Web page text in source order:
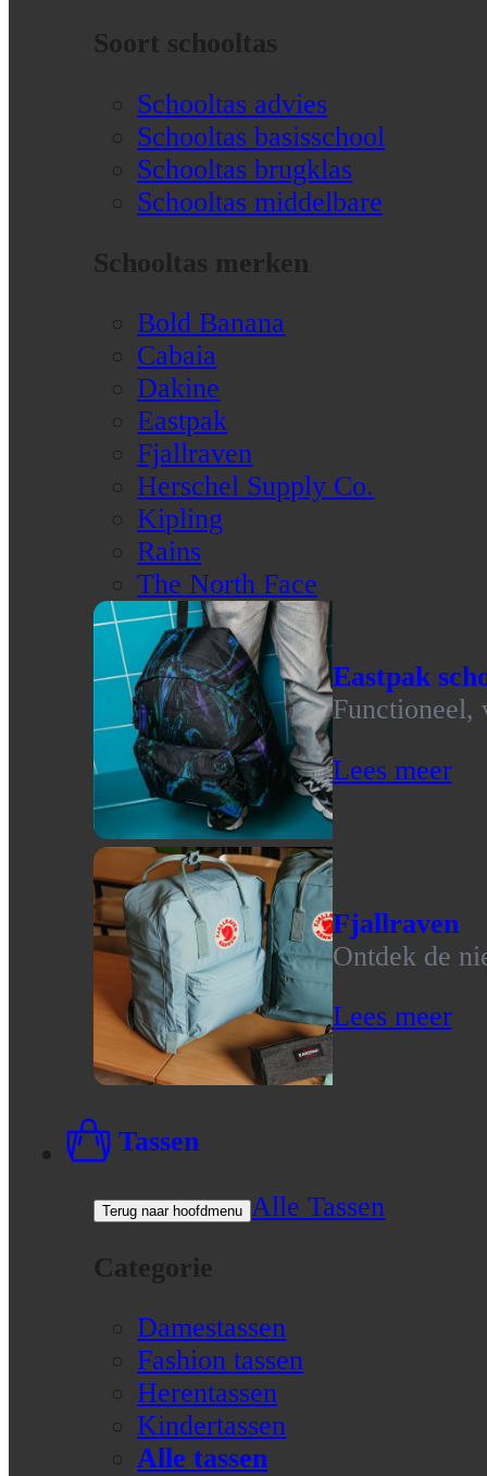
Soort schooltas
Schooltas advies
Schooltas basisschool
Schooltas brugklas
Schooltas middelbare
Schooltas merken
Bold Banana
Cabaia
Dakine
Eastpak
Fjallraven
Herschel Supply Co.
Kipling
Rains
The North Face
Eastpak
Functioneel,
Lees meer
Fjallraven
Ontdek de
Lees meer
Tassen
Terug naar hoofdmenu Alle Tassen
Categorie
Damestassen
Fashion tassen
Herentassen
Kindertassen
Alle tassen